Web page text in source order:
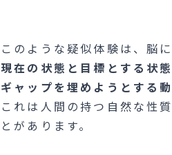
このような疑似体験は、脳
現在の状態と目標とする状
ギャップを埋めようとする
これは人間の持つ自然な性
とがあります。